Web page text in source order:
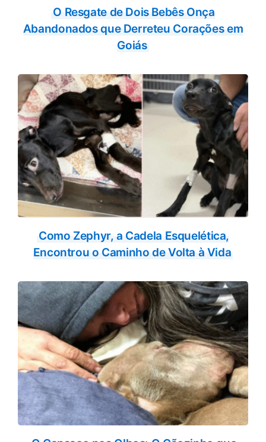
O Resgate de Dois Bebês Onça
Abandonados que Derreteu Corações em
Goiás
Como Zephyr, a Cadela Esquelética,
Encontrou o Caminho de Volta à Vida